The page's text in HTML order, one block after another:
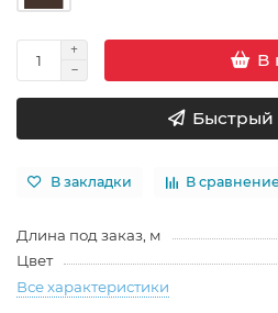
В
Быстрый
В закладки В
Длина под заказ, м
Цвет
Все характеристики